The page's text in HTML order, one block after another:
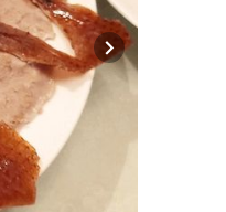
Next slide